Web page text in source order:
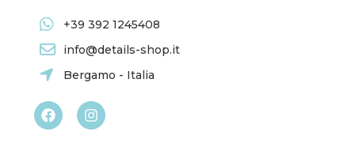
+39 392 1245408
info@details-shop.it
Bergamo - Italia